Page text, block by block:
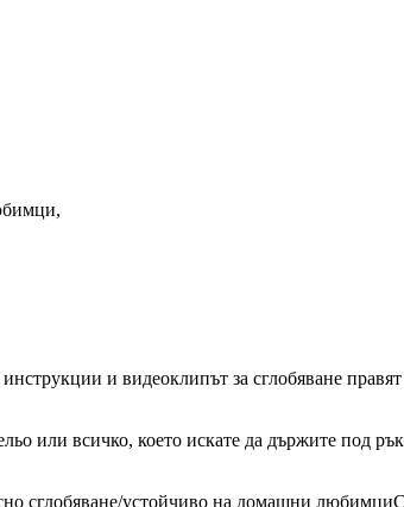
и видеоклипът за сглобяване
или всичко, което искате да държите под
сглобяване/устойчиво на домашни любимци